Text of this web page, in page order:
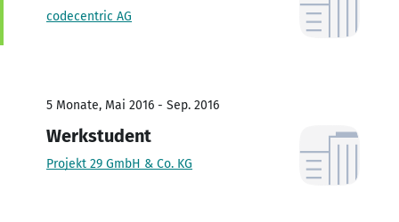
codecentric AG
5 Monate, Mai 2016 - Sep. 2016
Werkstudent
Projekt 29 GmbH & Co. KG